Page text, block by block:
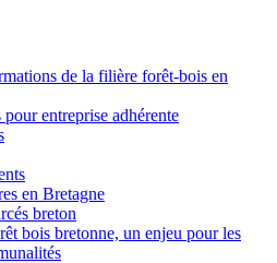
de la filière forêt-bois en
entreprise adhérente
en Bretagne
breton
bois bretonne, un enjeu pour les